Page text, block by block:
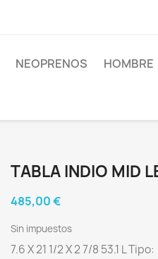
NEOPRENOS HOMBRE
TABLA INDIO MID
485,00 €
Sin impuestos
7.6 X 21 1/2 X 2 7/8 53.1 L Tipo: